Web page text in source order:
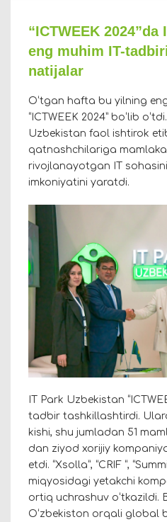
“ICTWEEK
eng muhim IT-
natijalar
Oʻtgan hafta bu yilning
“ICTWEEK 2024” boʻlib
Uzbekistan faol ishtirok
qatnashchilariga
rivojlanayotgan IT
imkoniyatini yaratdi.
IT Park Uzbekistan
tadbir tashkillashtirdi.
kishi, shu jumladan 51
dan ziyod xorijiy
etdi. “Xsolla”, “CRIF “,
miqyosidagi yetakchi
ortiq uchrashuv oʻtkazildi.
Oʻzbekiston orqali global